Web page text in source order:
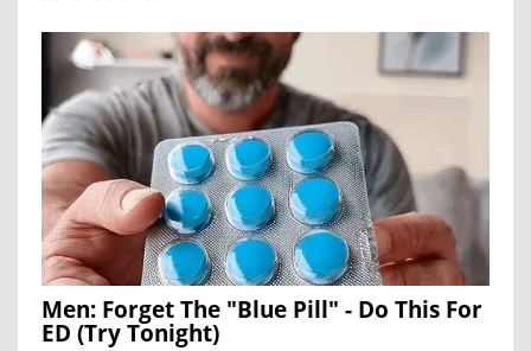
Men: Forget The "Blue Pill" - Do This For
ED (Try Tonight)